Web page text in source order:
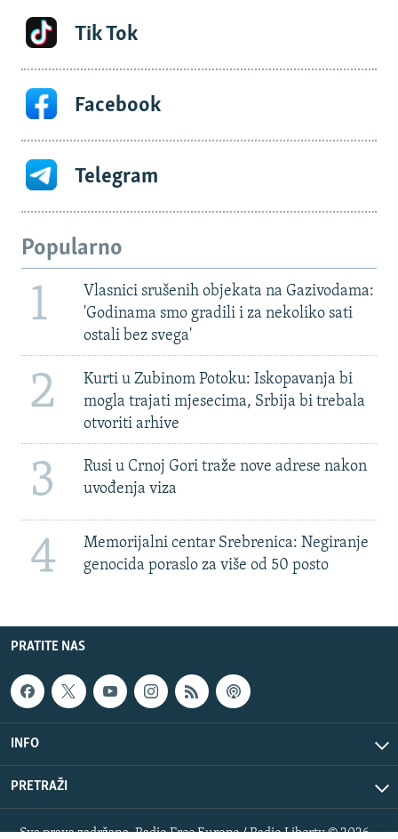
Tik Tok
Facebook
Telegram
Popularno
1
Vlasnici srušenih objekata na Gazivodama:
'Godinama smo gradili i za nekoliko sati
ostali bez svega'
2
Kurti u Zubinom Potoku: Iskopavanja bi
mogla trajati mjesecima, Srbija bi trebala
otvoriti arhive
3
Rusi u Crnoj Gori traže nove adrese nakon
uvođenja viza
4
Memorijalni centar Srebrenica: Negiranje
genocida poraslo za više od 50 posto
PRATITE NAS
INFO
PRETRAŽI
Sva prava zadržana. Radio Free Europe / Radio Liberty © 2026